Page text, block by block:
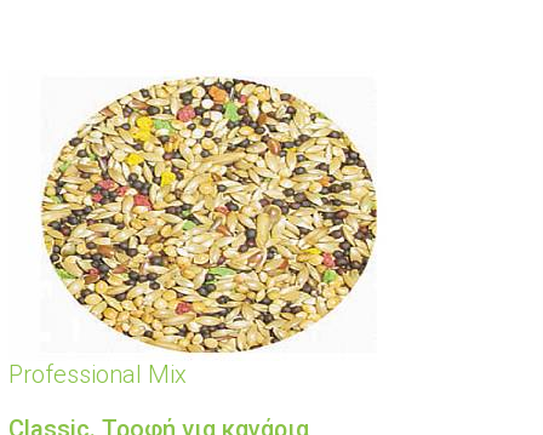
Professional Mix
Classic. Τροφή για κανάρια